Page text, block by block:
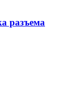
разъема